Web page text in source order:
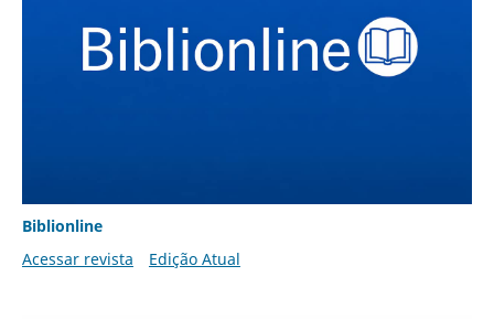
Biblionline
Acessar revista
Edição Atual